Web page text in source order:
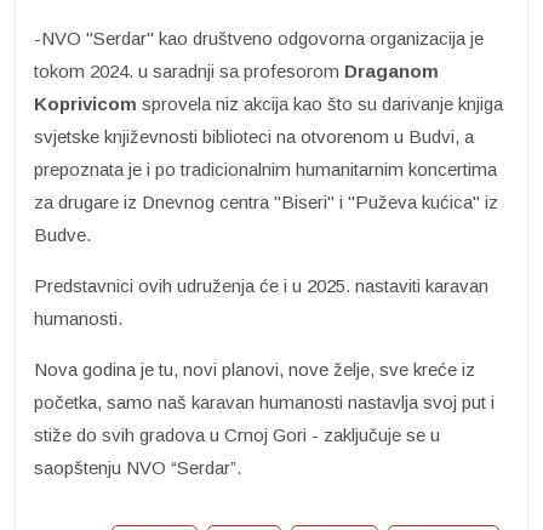
-NVO "Serdar" kao društveno odgovorna organizacija je
tokom 2024. u saradnji sa profesorom Draganom
Koprivicom sprovela niz akcija kao što su darivanje knjiga
svjetske književnosti biblioteci na otvorenom u Budvi, a
prepoznata je i po tradicionalnim humanitarnim koncertima
za drugare iz Dnevnog centra "Biseri" i "Puževa kućica" iz
Budve.
Predstavnici ovih udruženja će i u 2025. nastaviti karavan
humanosti.
Nova godina je tu, novi planovi, nove želje, sve kreće iz
početka, samo naš karavan humanosti nastavlja svoj put i
stiže do svih gradova u Crnoj Gori - zaključuje se u
saopštenju NVO “Serdar”.